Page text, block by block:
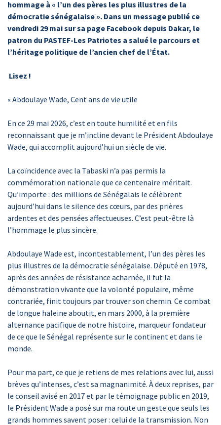
hommage à « l’un des pères les plus illustres de la
démocratie sénégalaise ». Dans un message publié ce
vendredi 29 mai sur sa page Facebook depuis Dakar, le
patron du PASTEF-Les Patriotes a salué le parcours et
l’héritage politique de l’ancien chef de l’État.
Lisez !
« Abdoulaye Wade, Cent ans de vie utile
En ce 29 mai 2026, c’est en toute humilité et en fils
reconnaissant que je m’incline devant le Président Abdoulaye
Wade, qui accomplit aujourd’hui un siècle de vie.
La coïncidence avec la Tabaski n’a pas permis la
commémoration nationale que ce centenaire méritait.
Qu’importe : des millions de Sénégalais le célèbrent
aujourd’hui dans le silence des cœurs, par des prières
ardentes et des pensées affectueuses. C’est peut-être là
l’hommage le plus sincère.
Abdoulaye Wade est, incontestablement, l’un des pères les
plus illustres de la démocratie sénégalaise. Député en 1978,
après des années de résistance acharnée, il fut la
démonstration vivante que la volonté populaire, même
contrariée, finit toujours par trouver son chemin. Ce combat
de longue haleine aboutit, en mars 2000, à la première
alternance pacifique de notre histoire, marqueur fondateur
de ce que le Sénégal représente sur le continent et dans le
monde.
Pour ma part, ce que je retiens de mes relations avec lui, aussi
brèves qu’intenses, c’est sa magnanimité. À deux reprises, par
le conseil avisé en 2017 et par le témoignage public en 2019,
le Président Wade a posé sur ma route un geste que seuls les
grands hommes savent poser : celui de la transmission. Non